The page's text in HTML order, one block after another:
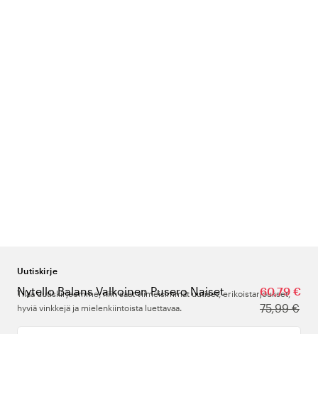
Nytello Balans Valkoinen Pusero Naiset
60,79 €
75,99 €
Uutiskirje
Tilaa uutiskirjeemme, niin saat viimeisimmät uutiset, erikoistarjoukset,
hyviä vinkkejä ja mielenkiintoista luettavaa.
Kirjoita sähköpostiosoitteesi